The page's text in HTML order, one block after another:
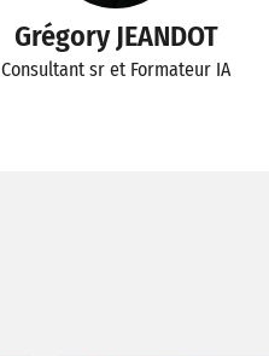
Grégory JEANDOT
Consultant sr et Formateur IA